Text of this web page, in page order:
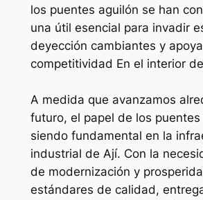
los puentes aguilón se han
una útil esencial para invadir
deyección cambiantes y
competitividad En el interior
A medida que avanzamos
futuro, el papel de los
siendo fundamental en la
industrial de Ají. Con la
de modernización y
estándares de calidad,